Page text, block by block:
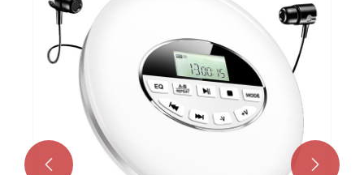
특히 적합한 이유는 무엇입
더보기 >>
 